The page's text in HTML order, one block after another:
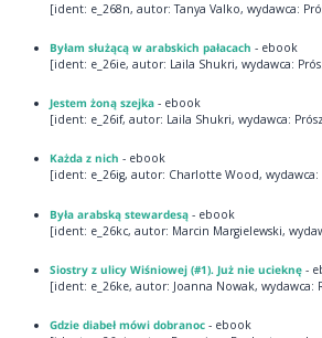
[ident: e_268n, autor: Tanya Valko, wydawca:
Byłam służącą w arabskich pałacach - ebook
[ident: e_26ie, autor: Laila Shukri, wydawca:
Jestem żoną szejka- ebook
[ident: e_26if, autor: Laila Shukri, wydawca:
Każda z nich - ebook
[ident: e_26ig, autor: Charlotte Wood, wydawca:
Była arabską stewardesą- ebook
[ident: e_26kc, autor: Marcin Margielewski,
Siostry z ulicy Wiśniowej (#1). Już nie ucieknę-
[ident: e_26ke, autor: Joanna Nowak, wydawca:
Gdzie diabeł mówi dobranoc- ebook